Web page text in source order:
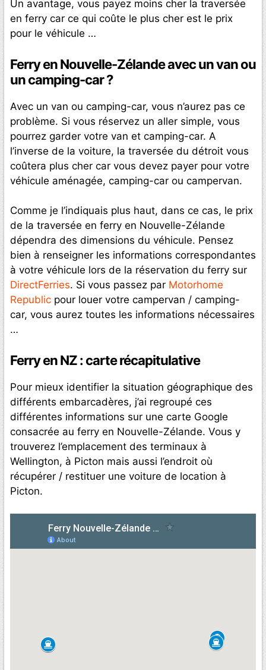
Un avantage, vous payez moins cher la traversée
en ferry car ce qui coûte le plus cher est le prix
pour le véhicule …
Ferry en Nouvelle-Zélande avec un van ou
un camping-car ?
Avec un van ou camping-car, vous n’aurez pas ce
problème. Si vous réservez un aller simple, vous
pourrez garder votre van et camping-car. A
l’inverse de la voiture, la traversée du détroit vous
coûtera plus cher car vous devez payer pour votre
véhicule aménagée, camping-car ou campervan.
Comme je l’indiquais plus haut, dans ce cas, le prix
de la traversée en ferry en Nouvelle-Zélande
dépendra des dimensions du véhicule. Pensez
bien à renseigner les informations correspondantes
à votre véhicule lors de la réservation du ferry sur
DirectFerries. Si vous passez par Motorhome
Republic pour louer votre campervan / camping-
car, vous aurez toutes les informations nécessaires
…
Ferry en NZ : carte récapitulative
Pour mieux identifier la situation géographique des
différents embarcadères, j’ai regroupé ces
différentes informations sur une carte Google
consacrée au ferry en Nouvelle-Zélande. Vous y
trouverez l’emplacement des terminaux à
Wellington, à Picton mais aussi l’endroit où
récupérer / restituer une voiture de location à
Picton.